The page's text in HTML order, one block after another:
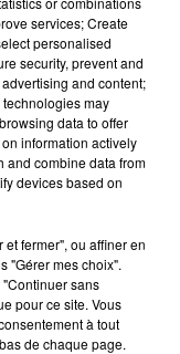
FAIRE
DE LA...
clinique qui a
ses
services; Create
personalised
security, prevent and
and content;
may
data to offer
information actively
and combine data from
devices based on
fermer", ou affiner en
"Gérer mes choix".
sans
pour ce site. Vous
à tout
de chaque page.